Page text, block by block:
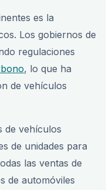
es la
Los gobiernos de
regulaciones
, lo que ha
de vehículos
de vehículos
de unidades para
las ventas de
de automóviles